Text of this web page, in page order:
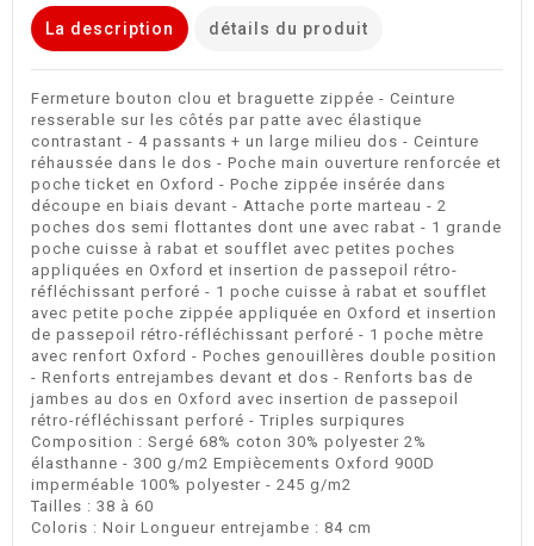
La description détails du produit
Fermeture bouton clou et braguette zippée - Ceinture
resserable sur les côtés par patte avec élastique
contrastant - 4 passants + un large milieu dos - Ceinture
réhaussée dans le dos - Poche main ouverture renforcée et
poche ticket en Oxford - Poche zippée insérée dans
découpe en biais devant - Attache porte marteau - 2
poches dos semi flottantes dont une avec rabat - 1 grande
poche cuisse à rabat et soufflet avec petites poches
appliquées en Oxford et insertion de passepoil rétro-
réfléchissant perforé - 1 poche cuisse à rabat et soufflet
avec petite poche zippée appliquée en Oxford et insertion
de passepoil rétro-réfléchissant perforé - 1 poche mètre
avec renfort Oxford - Poches genouillères double position
- Renforts entrejambes devant et dos - Renforts bas de
jambes au dos en Oxford avec insertion de passepoil
rétro-réfléchissant perforé - Triples surpiqures
Composition : Sergé 68% coton 30% polyester 2%
élasthanne - 300 g/m2 Empiècements Oxford 900D
imperméable 100% polyester - 245 g/m2
Tailles : 38 à 60
Coloris : Noir Longueur entrejambe : 84 cm